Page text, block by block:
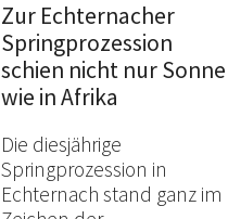
Zur Echternacher
Springprozession
schien nicht nur Sonne
wie in Afrika
Die diesjährige
Springprozession in
Echternach stand ganz im